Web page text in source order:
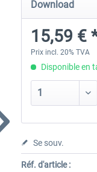
Download
15,59 €
Prix incl. 20% TVA
Disponible en
Se souv.
Réf. d'article :